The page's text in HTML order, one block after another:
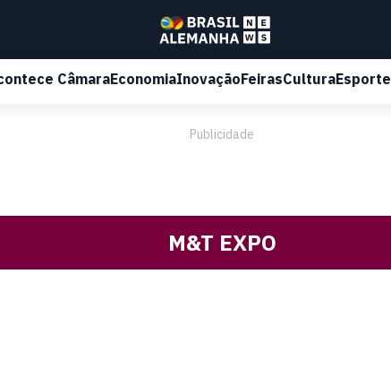
CâmaraEconomiaInovaçãoFeirasCulturaEsporte
Publicidade
M&T EXPO